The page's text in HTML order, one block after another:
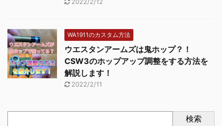
WA1911のカスタム方法
ウエスタンアームズは鬼ホップ？！
CSW3のホップアップ調整をする方法を
解説します！
2022/2/11
検索